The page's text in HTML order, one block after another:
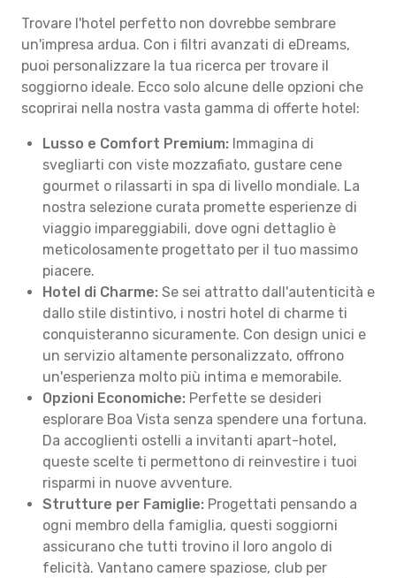
Trovare l'hotel perfetto non dovrebbe sembrare
un'impresa ardua. Con i filtri avanzati di eDreams,
puoi personalizzare la tua ricerca per trovare il
soggiorno ideale. Ecco solo alcune delle opzioni che
scoprirai nella nostra vasta gamma di offerte hotel:
Lusso e Comfort Premium: Immagina di
svegliarti con viste mozzafiato, gustare cene
gourmet o rilassarti in spa di livello mondiale. La
nostra selezione curata promette esperienze di
viaggio impareggiabili, dove ogni dettaglio è
meticolosamente progettato per il tuo massimo
piacere.
Hotel di Charme: Se sei attratto dall'autenticità e
dallo stile distintivo, i nostri hotel di charme ti
conquisteranno sicuramente. Con design unici e
un servizio altamente personalizzato, offrono
un'esperienza molto più intima e memorabile.
Opzioni Economiche: Perfette se desideri
esplorare Boa Vista senza spendere una fortuna.
Da accoglienti ostelli a invitanti apart-hotel,
queste scelte ti permettono di reinvestire i tuoi
risparmi in nuove avventure.
Strutture per Famiglie: Progettati pensando a
ogni membro della famiglia, questi soggiorni
assicurano che tutti trovino il loro angolo di
felicità. Vantano camere spaziose, club per